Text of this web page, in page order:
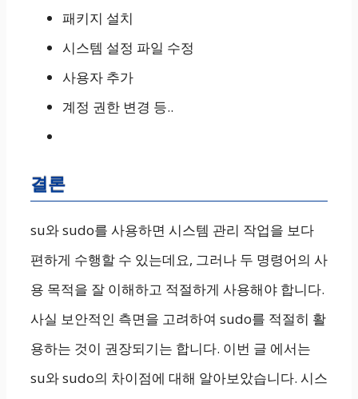
패키지 설치
시스템 설정 파일 수정
사용자 추가
계정 권한 변경 등..
결론
su와 sudo를 사용하면 시스템 관리 작업을 보다
편하게 수행할 수 있는데요, 그러나 두 명령어의 사
용 목적을 잘 이해하고 적절하게 사용해야 합니다.
사실 보안적인 측면을 고려하여 sudo를 적절히 활
용하는 것이 권장되기는 합니다. 이번 글 에서는
su와 sudo의 차이점에 대해 알아보았습니다. 시스